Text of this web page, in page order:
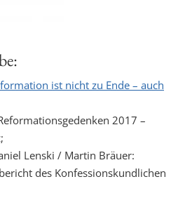
ist nicht zu Ende – auch
2017 –
Lenski / Martin Bräuer:
des Konfessionskundlichen